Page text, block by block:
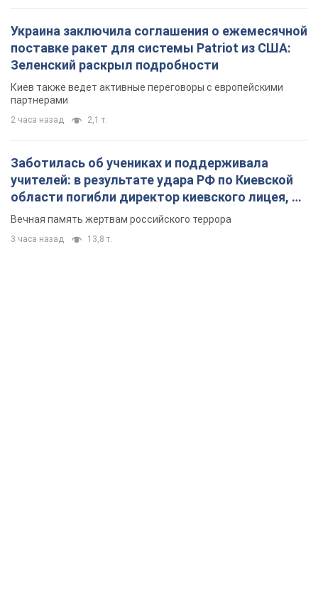
Украина заключила соглашения о ежемесячной
поставке ракет для системы Patriot из США:
Зеленский раскрыл подробности
Киев также ведет активные переговоры с европейскими
партнерами
2 часа назад 2,1 т.
Заботилась об учениках и поддерживала
учителей: в результате удара РФ по Киевской
области погибли директор киевского лицея, её
муж и внук
Вечная память жертвам российского террора
3 часа назад 13,8 т.